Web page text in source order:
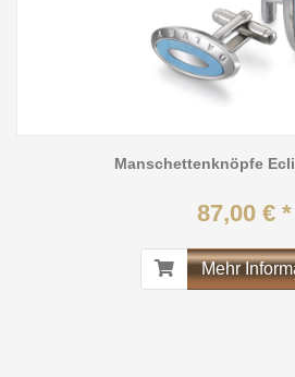
Manschettenknöpfe
87,00 € *
Mehr